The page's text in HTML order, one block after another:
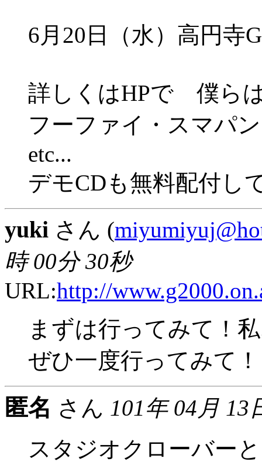
6月20日（水）高円寺
詳しくはHPで 僕ら
フーファイ・スマパ
etc...
デモCDも無料配付し
yuki さん (
時 00分 30秒
URL:http://
まずは行ってみて！
ぜひ一度行ってみて！
匿名 さん 101年 04月 13
スタジオクローバー